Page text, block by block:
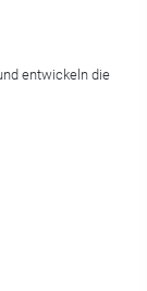
entwickeln die